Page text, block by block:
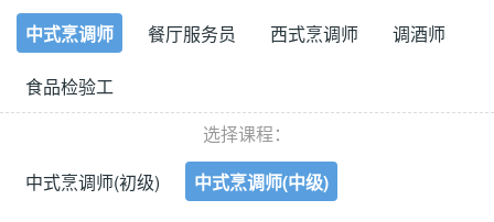
中式烹调师 餐厅服务员 西式烹调师 调酒师
食品检验工
选择课程：
中式烹调师(初级)
中式烹调师(中级)